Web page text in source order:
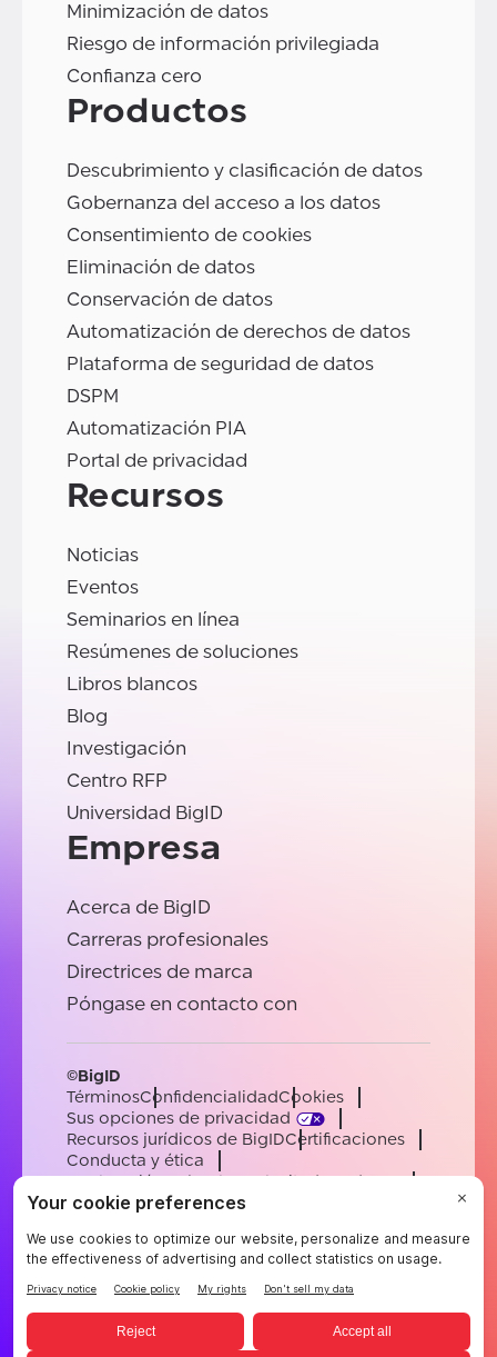
Minimización de datos
Riesgo de información privilegiada
Confianza cero
Productos
Descubrimiento y clasificación de datos
Gobernanza del acceso a los datos
Consentimiento de cookies
Eliminación de datos
Conservación de datos
Automatización de derechos de datos
Plataforma de seguridad de datos
DSPM
Automatización PIA
Portal de privacidad
Recursos
Noticias
Eventos
Seminarios en línea
Resúmenes de soluciones
Libros blancos
Blog
Investigación
Centro RFP
Universidad BigID
Empresa
Acerca de BigID
Carreras profesionales
Directrices de marca
Póngase en contacto con
©BigID
TérminosConfidencialidadCookies
Sus opciones de privacidad
Recursos jurídicos de BigIDCertificaciones
Conducta y ética
Declaración sobre la esclavitud moderna
SubprocesadoresAyuda
EnglishGermanFrenchSpanishPortuguese